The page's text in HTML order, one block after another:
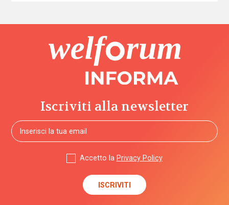
Iscriviti alla newsletter
Accetto la Privacy Policy